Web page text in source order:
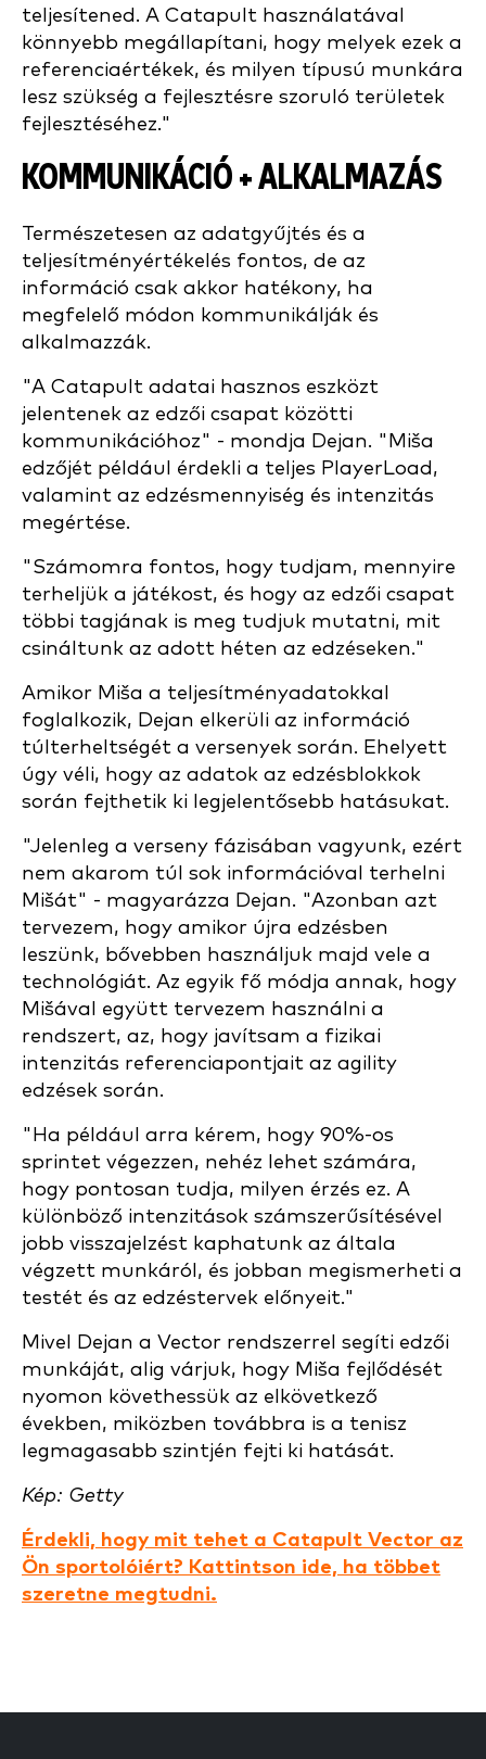
teljesítened. A Catapult használatával
könnyebb megállapítani, hogy melyek ezek a
referenciaértékek, és milyen típusú munkára
lesz szükség a fejlesztésre szoruló területek
fejlesztéséhez."
KOMMUNIKÁCIÓ + ALKALMAZÁS
Természetesen az adatgyűjtés és a
teljesítményértékelés fontos, de az
információ csak akkor hatékony, ha
megfelelő módon kommunikálják és
alkalmazzák.
"A Catapult adatai hasznos eszközt
jelentenek az edzői csapat közötti
kommunikációhoz" - mondja Dejan. "Miša
edzőjét például érdekli a teljes PlayerLoad,
valamint az edzésmennyiség és intenzitás
megértése.
"Számomra fontos, hogy tudjam, mennyire
terheljük a játékost, és hogy az edzői csapat
többi tagjának is meg tudjuk mutatni, mit
csináltunk az adott héten az edzéseken."
Amikor Miša a teljesítményadatokkal
foglalkozik, Dejan elkerüli az információ
túlterheltségét a versenyek során. Ehelyett
úgy véli, hogy az adatok az edzésblokkok
során fejthetik ki legjelentősebb hatásukat.
"Jelenleg a verseny fázisában vagyunk, ezért
nem akarom túl sok információval terhelni
Mišát" - magyarázza Dejan. "Azonban azt
tervezem, hogy amikor újra edzésben
leszünk, bővebben használjuk majd vele a
technológiát. Az egyik fő módja annak, hogy
Mišával együtt tervezem használni a
rendszert, az, hogy javítsam a fizikai
intenzitás referenciapontjait az agility
edzések során.
"Ha például arra kérem, hogy 90%-os
sprintet végezzen, nehéz lehet számára,
hogy pontosan tudja, milyen érzés ez. A
különböző intenzitások számszerűsítésével
jobb visszajelzést kaphatunk az általa
végzett munkáról, és jobban megismerheti a
testét és az edzéstervek előnyeit."
Mivel Dejan a Vector rendszerrel segíti edzői
munkáját, alig várjuk, hogy Miša fejlődését
nyomon követhessük az elkövetkező
években, miközben továbbra is a tenisz
legmagasabb szintjén fejti ki hatását.
Kép: Getty
Érdekli, hogy mit tehet a Catapult Vector az
Ön sportolóiért? Kattintson ide, ha többet
szeretne megtudni.